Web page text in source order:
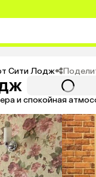
Сити Лодж
и спокойная